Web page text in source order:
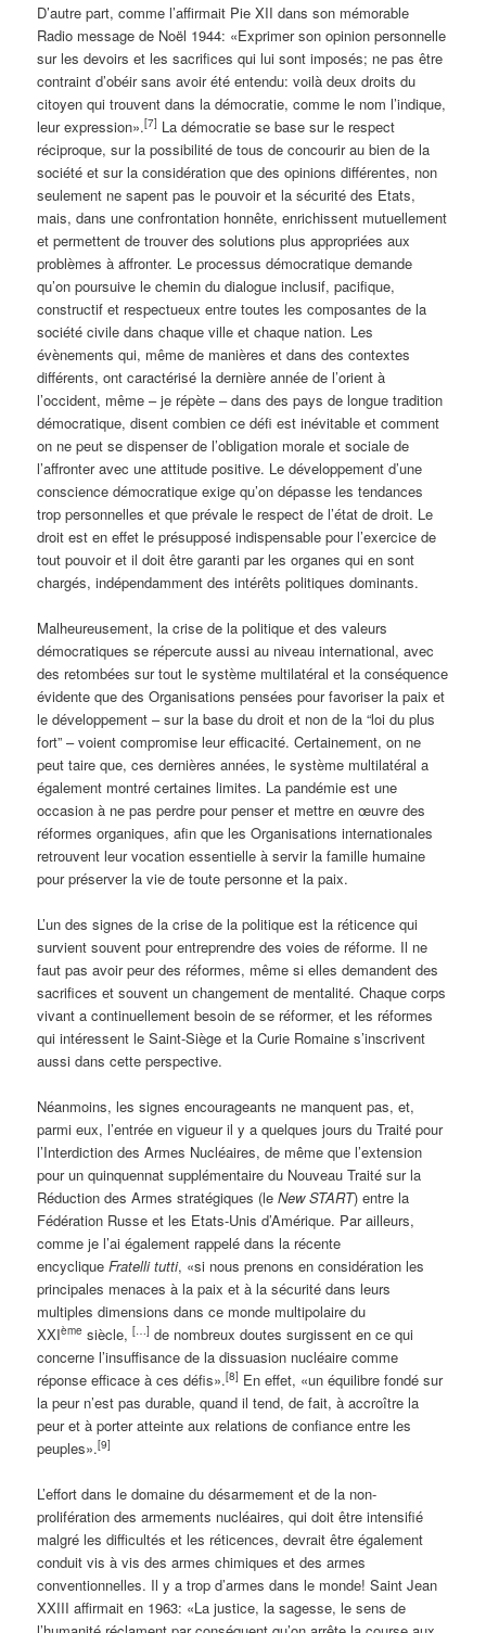
D’autre part, comme l’affirmait Pie XII dans son mémorable
Radio message de Noël 1944: «Exprimer son opinion personnelle
sur les devoirs et les sacrifices qui lui sont imposés; ne pas être
contraint d’obéir sans avoir été entendu: voilà deux droits du
citoyen qui trouvent dans la démocratie, comme le nom l’indique,
leur expression».[7] La démocratie se base sur le respect
réciproque, sur la possibilité de tous de concourir au bien de la
société et sur la considération que des opinions différentes, non
seulement ne sapent pas le pouvoir et la sécurité des Etats,
mais, dans une confrontation honnête, enrichissent mutuellement
et permettent de trouver des solutions plus appropriées aux
problèmes à affronter. Le processus démocratique demande
qu’on poursuive le chemin du dialogue inclusif, pacifique,
constructif et respectueux entre toutes les composantes de la
société civile dans chaque ville et chaque nation. Les
évènements qui, même de manières et dans des contextes
différents, ont caractérisé la dernière année de l’orient à
l’occident, même – je répète – dans des pays de longue tradition
démocratique, disent combien ce défi est inévitable et comment
on ne peut se dispenser de l’obligation morale et sociale de
l’affronter avec une attitude positive. Le développement d’une
conscience démocratique exige qu’on dépasse les tendances
trop personnelles et que prévale le respect de l’état de droit. Le
droit est en effet le présupposé indispensable pour l’exercice de
tout pouvoir et il doit être garanti par les organes qui en sont
chargés, indépendamment des intérêts politiques dominants.
Malheureusement, la crise de la politique et des valeurs
démocratiques se répercute aussi au niveau international, avec
des retombées sur tout le système multilatéral et la conséquence
évidente que des Organisations pensées pour favoriser la paix et
le développement – sur la base du droit et non de la “loi du plus
fort” – voient compromise leur efficacité. Certainement, on ne
peut taire que, ces dernières années, le système multilatéral a
également montré certaines limites. La pandémie est une
occasion à ne pas perdre pour penser et mettre en œuvre des
réformes organiques, afin que les Organisations internationales
retrouvent leur vocation essentielle à servir la famille humaine
pour préserver la vie de toute personne et la paix.
L’un des signes de la crise de la politique est la réticence qui
survient souvent pour entreprendre des voies de réforme. Il ne
faut pas avoir peur des réformes, même si elles demandent des
sacrifices et souvent un changement de mentalité. Chaque corps
vivant a continuellement besoin de se réformer, et les réformes
qui intéressent le Saint-Siège et la Curie Romaine s’inscrivent
aussi dans cette perspective.
Néanmoins, les signes encourageants ne manquent pas, et,
parmi eux, l’entrée en vigueur il y a quelques jours du Traité pour
l’Interdiction des Armes Nucléaires, de même que l’extension
pour un quinquennat supplémentaire du Nouveau Traité sur la
Réduction des Armes stratégiques (leNew START) entre la
Fédération Russe et les Etats-Unis d’Amérique. Par ailleurs,
comme je l’ai également rappelé dans la récente
encycliqueFratelli tutti, «si nous prenons en considération les
principales menaces à la paix et à la sécurité dans leurs
multiples dimensions dans ce monde multipolaire du
XXIème siècle,[…] de nombreux doutes surgissent en ce qui
concerne l’insuffisance de la dissuasion nucléaire comme
réponse efficace à ces défis».[8] En effet, «un équilibre fondé sur
la peur n’est pas durable, quand il tend, de fait, à accroître la
peur et à porter atteinte aux relations de confiance entre les
peuples».[9]
L’effort dans le domaine du désarmement et de la non-
prolifération des armements nucléaires, qui doit être intensifié
malgré les difficultés et les réticences, devrait être également
conduit vis à vis des armes chimiques et des armes
conventionnelles. Il y a trop d’armes dans le monde! Saint Jean
XXIII affirmait en 1963: «La justice, la sagesse, le sens de